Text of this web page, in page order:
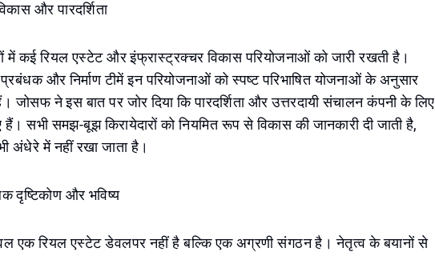
और पारदर्शिता
में कई रियल एस्टेट और इंफ्रास्ट्रक्चर विकास परियोजनाओं को जारी रखती है।
और निर्माण टीमें इन परियोजनाओं को स्पष्ट परिभाषित योजनाओं के अनुसार
जोसफ ने इस बात पर जोर दिया कि पारदर्शिता और उत्तरदायी संचालन कंपनी के लिए
हैं। सभी समझ-बूझ किरायेदारों को नियमित रूप से विकास की जानकारी दी जाती है,
अंधेरे में नहीं रखा जाता है।
दृष्टिकोण और भविष्य
एक रियल एस्टेट डेवलपर नहीं है बल्कि एक अग्रणी संगठन है। नेतृत्व के बयानों से